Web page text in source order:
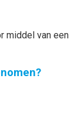
middel van een